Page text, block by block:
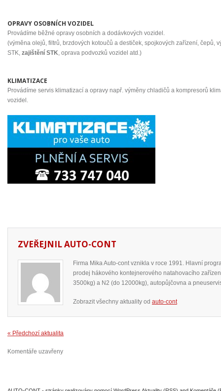
OPRAVY OSOBNÍCH VOZIDEL
Provádíme běžné opravy osobních a dodávkových vozidel.
(výměna olejů, filtrů, brzdových kotoučů a destiček, spojkových zařízení, čepů,
STK, zajištění STK, oprava podvozků vozidel atd.)
KLIMATIZACE
Provádíme servis klimatizací a opravy např. výměny chladičů a kompresorů
vozidel.
ZVEŘEJNILAUTO-CONT
Firma Mika Auto-cont vznikla v roce 1991. Hlavní
prodej hákového kontejnerového natahovacího
3500kg) a N2 (do 12000kg), autopůjčovna a
Zobrazit všechny aktuality od auto-cont
« Předchozí aktualita
Komentáře uzavřeny